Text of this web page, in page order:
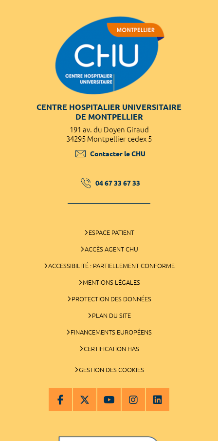
CENTRE HOSPITALIER UNIVERSITAIRE
DE MONTPELLIER
191 av. du Doyen Giraud
34295 Montpellier cedex 5
Contacter le CHU
04 67 33 67 33
ESPACE PATIENT
ACCÈS AGENT CHU
ACCESSIBILITÉ : PARTIELLEMENT CONFORME
MENTIONS LÉGALES
PROTECTION DES DONNÉES
PLAN DU SITE
FINANCEMENTS EUROPÉENS
CERTIFICATION HAS
GESTION DES COOKIES